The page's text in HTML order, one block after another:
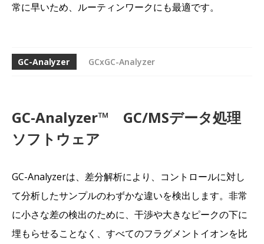
常に早いため、ルーティンワークにも最適です。
GC-Analyzer GCxGC-Analyzer
GC-Analyzer™ GC/MSデータ処理
ソフトウェア
GC-Analyzerは、差分解析により、コントロールに対し
て分析したサンプルのわずかな違いを検出します。非常
に小さな差の検出のために、干渉や大きなピークの下に
埋もらせることなく、すべてのフラグメントイオンを比